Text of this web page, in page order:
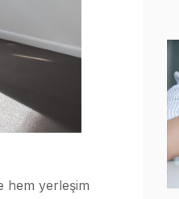
hem yerleşim